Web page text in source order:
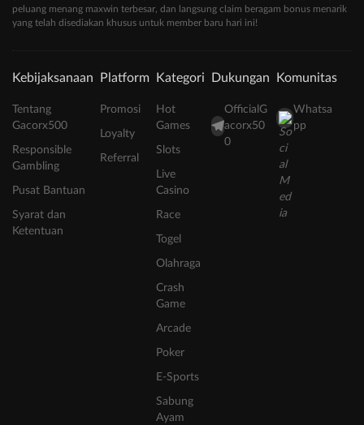
peluang menang maxwin terbesar, dan langsung claim beragam bonus menarik
yang telah disediakan khusus untuk member baru hari ini!
Kebijaksanaan
Tentang
Gacorx500
Responsible
Gambling
Pusat Bantuan
Syarat dan
Ketentuan
Platform
Promosi
Loyalty
Referral
Kategori
Hot
Games
Slots
Live
Casino
Race
Togel
Olahraga
Crash
Game
Arcade
Poker
E-Sports
Sabung
Ayam
Dukungan
OfficialG
acorx50
0
Komunitas
Whatsa
pp